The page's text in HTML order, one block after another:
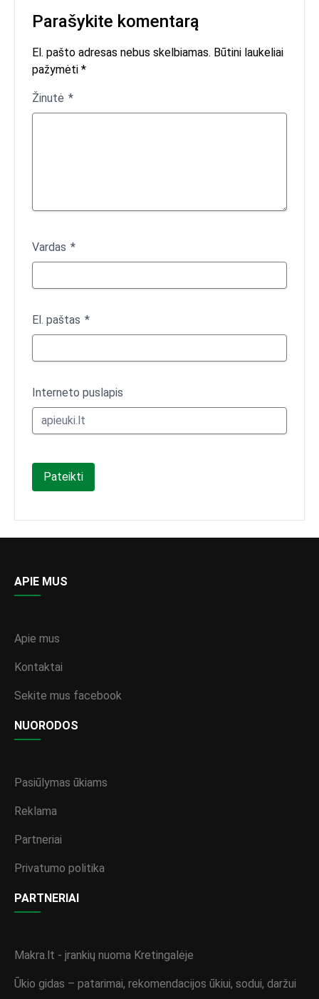
Parašykite komentarą
El. pašto adresas nebus skelbiamas. Būtini laukeliai
pažymėti *
Žinutė
Vardas
El. paštas
Interneto puslapis
Pateikti
APIE MUS
Apie mus
Kontaktai
Sekite mus facebook
NUORODOS
Pasiūlymas ūkiams
Reklama
Partneriai
Privatumo politika
PARTNERIAI
Makra.lt - įrankių nuoma Kretingalėje
Ūkio gidas – patarimai, rekomendacijos ūkiui, sodui, daržui